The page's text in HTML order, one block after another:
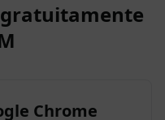
gratuitamente
Chrome